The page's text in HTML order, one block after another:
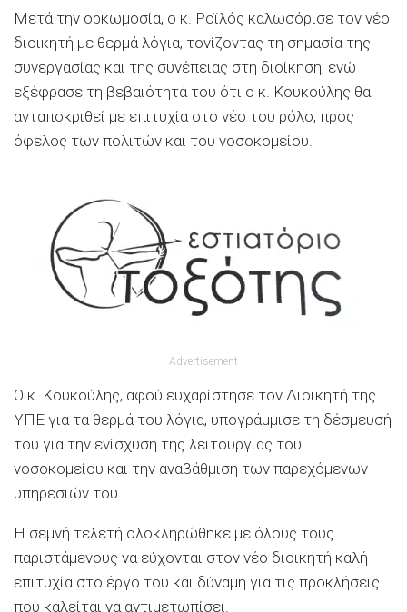
Μετά την ορκωμοσία, ο κ. Ροϊλός καλωσόρισε τον νέο
διοικητή με θερμά λόγια, τονίζοντας τη σημασία της
συνεργασίας και της συνέπειας στη διοίκηση, ενώ
εξέφρασε τη βεβαιότητά του ότι ο κ. Κουκούλης θα
ανταποκριθεί με επιτυχία στο νέο του ρόλο, προς
όφελος των πολιτών και του νοσοκομείου.
Advertisement
Ο κ. Κουκούλης, αφού ευχαρίστησε τον Διοικητή της
ΥΠΕ για τα θερμά του λόγια, υπογράμμισε τη δέσμευσή
του για την ενίσχυση της λειτουργίας του
νοσοκομείου και την αναβάθμιση των παρεχόμενων
υπηρεσιών του.
Η σεμνή τελετή ολοκληρώθηκε με όλους τους
παριστάμενους να εύχονται στον νέο διοικητή καλή
επιτυχία στο έργο του και δύναμη για τις προκλήσεις
που καλείται να αντιμετωπίσει.